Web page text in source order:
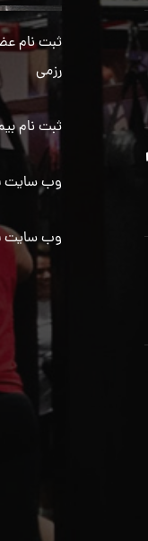
ثبت نام
رزمی
ثبت نام
وب سایت
وب سایت